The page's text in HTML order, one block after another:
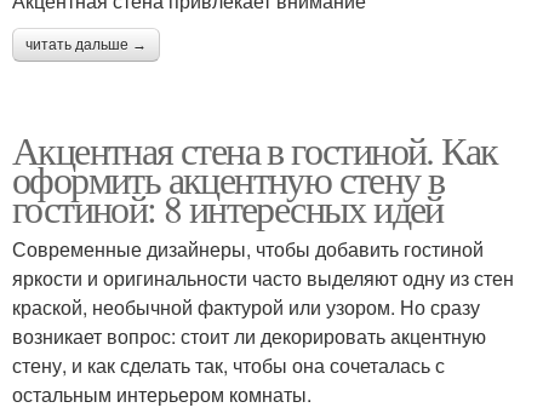
читать дальше →
Акцентная стена в гостиной. Как
оформить акцентную стену в
гостиной: 8 интересных идей
Современные дизайнеры, чтобы добавить гостиной
яркости и оригинальности часто выделяют одну из стен
краской, необычной фактурой или узором. Но сразу
возникает вопрос: стоит ли декорировать акцентную
стену, и как сделать так, чтобы она сочеталась с
остальным интерьером комнаты.